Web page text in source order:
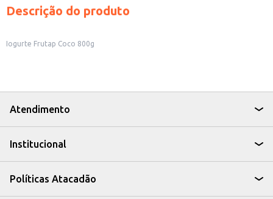
Descrição do produto
Iogurte Frutap Coco 800g
Atendimento
Institucional
Políticas Atacadão